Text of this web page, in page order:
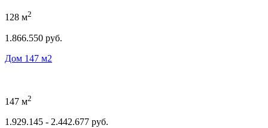
128 м2
1.866.550 руб.
Дом 147 м2
147 м2
1.929.145 - 2.442.677 руб.